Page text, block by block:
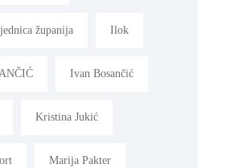
županija Ilok
Ivan Bosančić
Kristina Jukić
Marija Pakter